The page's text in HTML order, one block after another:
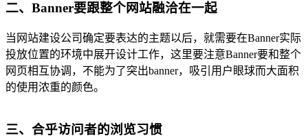
二、Banner要跟整个网站融洽在一起
当网站建设公司确定要表达的主题以后，就需要在Banner实际
投放位置的环境中展开设计工作，这里要注意Banner要和整个
网页相互协调，不能为了突出banner，吸引用户眼球而大面积
的使用浓重的颜色。
三、合乎访问者的浏览习惯